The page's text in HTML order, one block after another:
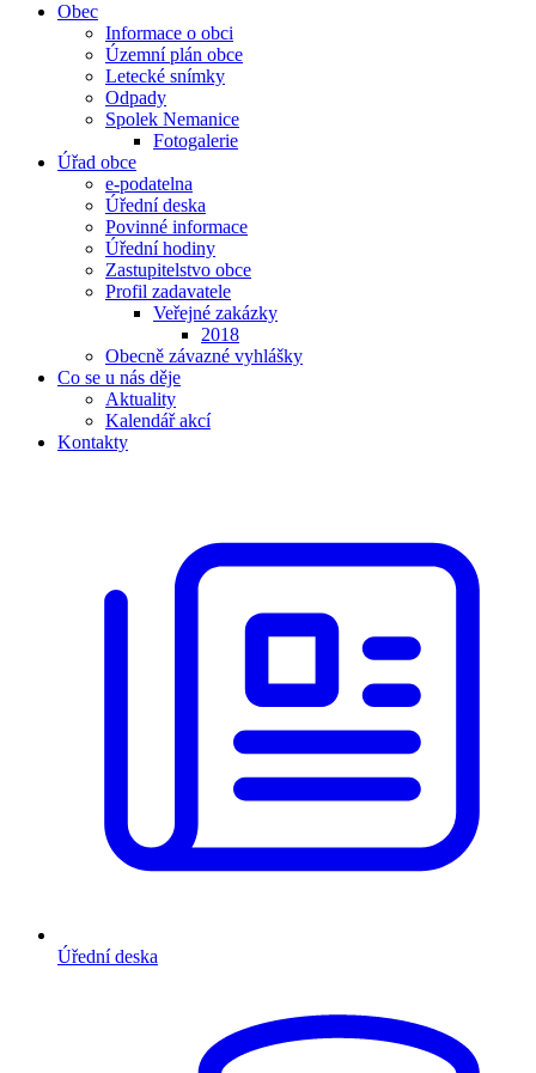
Obec
Informace o obci
Územní plán obce
Letecké snímky
Odpady
Spolek Nemanice
Fotogalerie
Úřad obce
e-podatelna
Úřední deska
Povinné informace
Úřední hodiny
Zastupitelstvo obce
Profil zadavatele
Veřejné zakázky
2018
Obecně závazné vyhlášky
Co se u nás děje
Aktuality
Kalendář akcí
Kontakty
Úřední deska